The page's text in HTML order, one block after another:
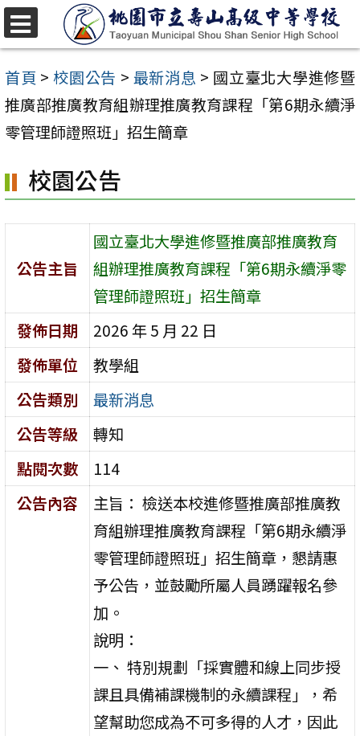
跳
至
主
要
內
區
首頁 > 校園公告 > 最新消息 > 國立臺北大學進修暨
推廣部推廣教育組辦理推廣教育課程「第6期永續淨
零管理師證照班」招生簡章
校園公告
公告主旨
國立臺北大學進修暨推廣部推廣教育
組辦理推廣教育課程「第6期永續淨零
管理師證照班」招生簡章
發佈日期
2026 年 5 月 22 日
發佈單位
教學組
公告類別
最新消息
公告等級
轉知
點閱次數
114
公告內容
主旨： 檢送本校進修暨推廣部推廣教
育組辦理推廣教育課程「第6期永續淨
零管理師證照班」招生簡章，懇請惠
予公告，並鼓勵所屬人員踴躍報名參
加。
說明：
一、 特別規劃「採實體和線上同步授
課且具備補課機制的永續課程」，希
望幫助您成為不可多得的人才，因此
選
單